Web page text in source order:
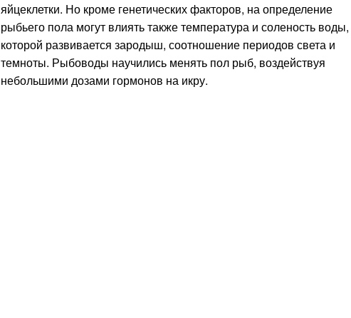
яйцеклетки. Но кроме генетических факторов, на определение
рыбьего пола могут влиять также температура и соленость воды,
которой развивается зародыш, соотношение периодов света и
темноты. Рыбоводы научились менять пол рыб, воздействуя
небольшими дозами гормонов на икру.